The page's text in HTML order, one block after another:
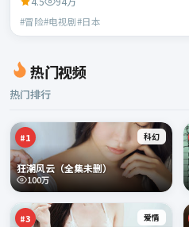
#冒险#电视剧#日本
热门视频
热门排行
#1 科幻
狂潮风云（全集未删）
100万
#3 爱情